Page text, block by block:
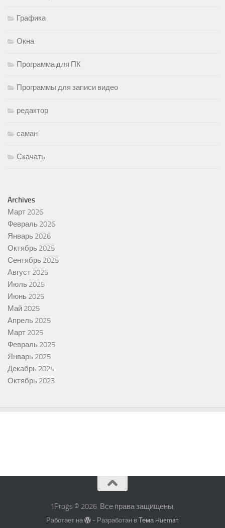
Графика
Окна
Программа для ПК
Программы для записи видео
редактор
саман
Скачать
Archives
Март 2026
Февраль 2026
Январь 2026
Октябрь 2025
Сентябрь 2025
Август 2025
Июль 2025
Июнь 2025
Май 2025
Апрель 2025
Март 2025
Февраль 2025
Январь 2025
Декабрь 2024
Октябрь 2023
1Progs © 2026. Все права защищены.
Работает на - Разработан вТема Hueman